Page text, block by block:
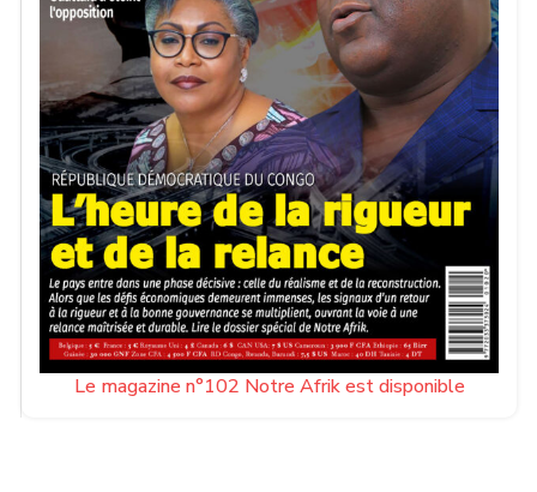
Le magazine n°102 Notre Afrik est disponible